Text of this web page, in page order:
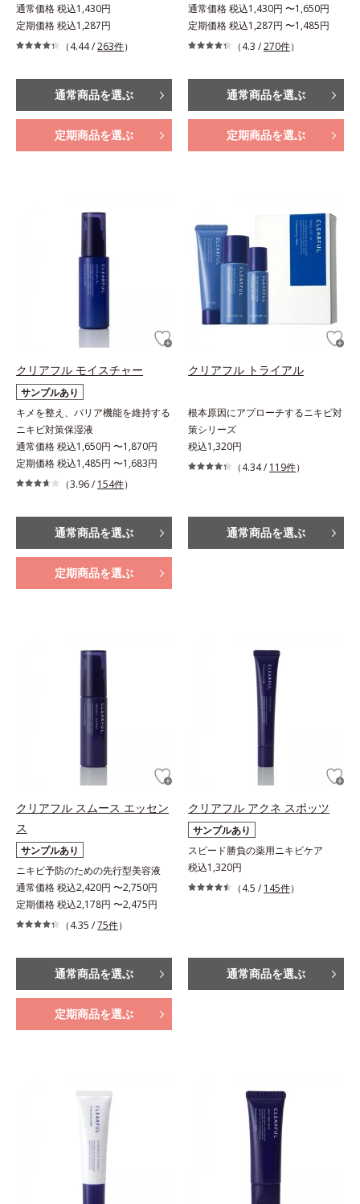
通常価格 税込1,430円
定期価格 税込1,287円
（4.44 /263件）
通常商品を選ぶ
定期商品を選ぶ
通常価格 税込1,430円 〜1,650円
定期価格 税込1,287円 〜1,485円
（4.3 /270件）
通常商品を選ぶ
定期商品を選ぶ
クリアフル モイスチャー
サンプルあり
キメを整え、バリア機能を維持する
ニキビ対策保湿液
通常価格 税込1,650円 〜1,870円
定期価格 税込1,485円 〜1,683円
（3.96 / 154件）
通常商品を選ぶ
定期商品を選ぶ
クリアフル トライアル
根本原因にアプローチするニキビ対
策シリーズ
税込1,320円
（4.34 / 119件）
通常商品を選ぶ
クリアフル スムース エッセン
ス
サンプルあり
ニキビ予防のための先行型美容液
通常価格 税込2,420円 〜2,750円
定期価格 税込2,178円 〜2,475円
（4.35 /75件）
通常商品を選ぶ
定期商品を選ぶ
クリアフル アクネ スポッツ
サンプルあり
スピード勝負の薬用ニキビケア
税込1,320円
（4.5 / 145件）
通常商品を選ぶ